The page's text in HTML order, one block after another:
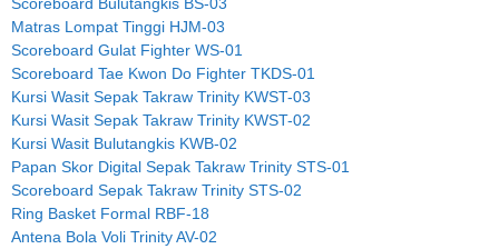
Matras Lompat Tinggi HJM-03
Scoreboard Gulat Fighter WS-01
Scoreboard Tae Kwon Do Fighter TKDS-01
Kursi Wasit Sepak Takraw Trinity KWST-03
Kursi Wasit Sepak Takraw Trinity KWST-02
Kursi Wasit Bulutangkis KWB-02
Papan Skor Digital Sepak Takraw Trinity STS-01
Scoreboard Sepak Takraw Trinity STS-02
Ring Basket Formal RBF-18
Antena Bola Voli Trinity AV-02